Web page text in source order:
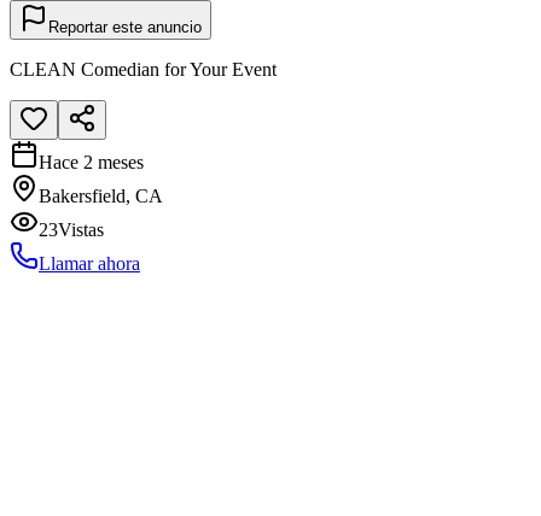
Reportar este anuncio
CLEAN Comedian for Your Event
Hace 2 meses
Bakersfield, CA
23Vistas
Llamar ahora